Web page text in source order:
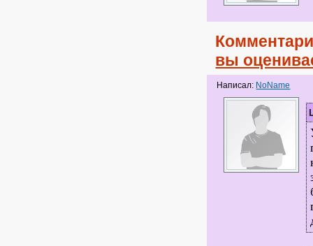
вы
Написал: NoName